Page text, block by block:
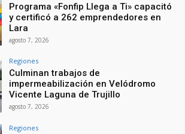
Programa «Fonfip Llega a Ti» capacitó
y certificó a 262 emprendedores en
Lara
agosto 7, 2026
Regiones
Culminan trabajos de
impermeabilización en Velódromo
Vicente Laguna de Trujillo
agosto 7, 2026
Regiones